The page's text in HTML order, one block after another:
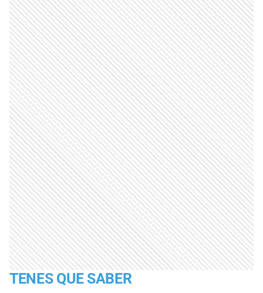
TENES QUE SABER